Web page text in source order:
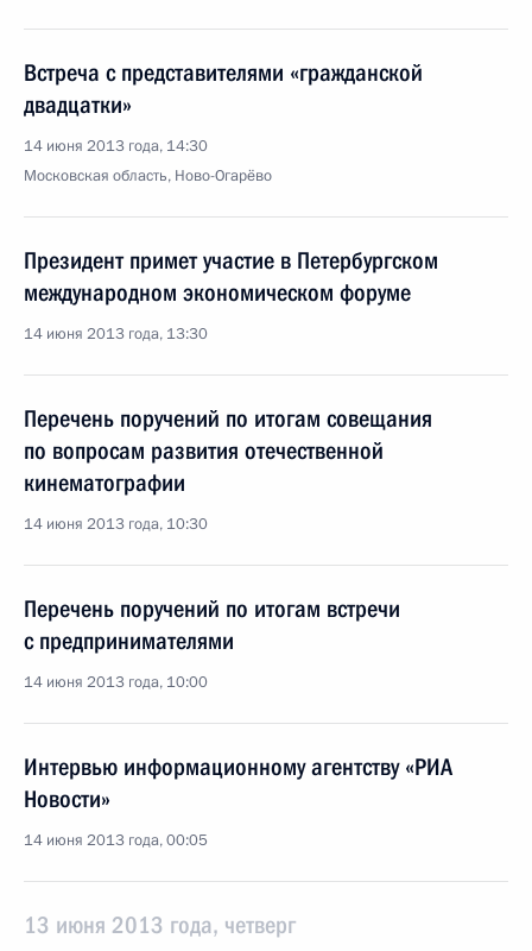
Встреча с представителями «гражданской
двадцатки»
14 июня 2013 года, 14:30
Московская область, Ново-Огарёво
Президент примет участие в Петербургском
международном экономическом форуме
14 июня 2013 года, 13:30
Перечень поручений по итогам совещания
по вопросам развития отечественной
кинематографии
14 июня 2013 года, 10:30
Перечень поручений по итогам встречи
с предпринимателями
14 июня 2013 года, 10:00
Интервью информационному агентству «РИА
Новости»
14 июня 2013 года, 00:05
13 июня 2013 года, четверг